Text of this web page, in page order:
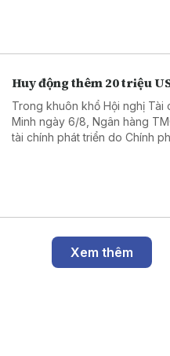
Huy động thêm 20 triệu
Trong khuôn khổ Hội nghị Tài
Minh ngày 6/8, Ngân hàng
tài chính phát triển do Chính
Xem thêm